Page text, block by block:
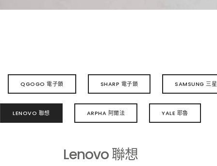
QGOGO 電子鎖 SHARP 電子鎖 SAMSUNG 三星
LENOVO 聯想 ARPHA 阿爾法 YALE 耶魯
Lenovo 聯想